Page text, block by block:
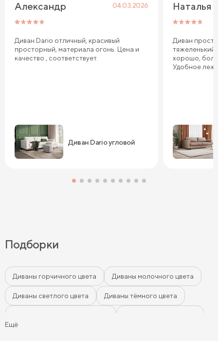
Александр 04.03.2026
Диван Dario отличный, красивый
просторный, материала огонь. Цена и
качество , соответствует.
Диван Dario угловой
Наталья
Диван
хорошо,
Удобное
Подборки
Диваны горчичного цвета Диваны молочного цвета
Диваны светлого цвета Диваны тёмного цвета
Ещё